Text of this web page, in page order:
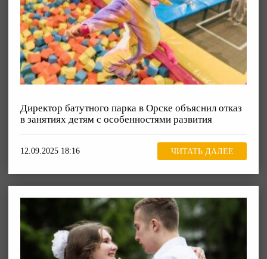
Директор батутного парка в Орске объяснил отказ
в занятиях детям с особенностями развития
12.09.2025 18:16 ЧИТАТЬ ДАЛЕЕ